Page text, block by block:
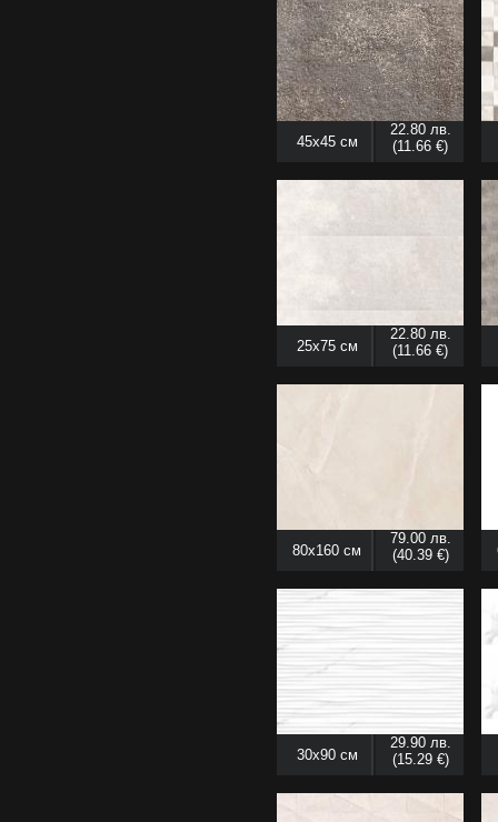
45x45 см
22.80 лв.
(11.66 €)
25x75 см
22.80 лв.
(11.66 €)
80x160 см
79.00 лв.
(40.39 €)
30x90 см
29.90 лв.
(15.29 €)